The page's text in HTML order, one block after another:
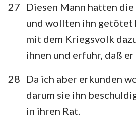
27
Diesen Mann hatten
und wollten ihn getötet
mit dem Kriegsvolk
ihnen und erfuhr, daß er
28
Da ich aber erkunden
darum sie ihn
in ihren Rat.